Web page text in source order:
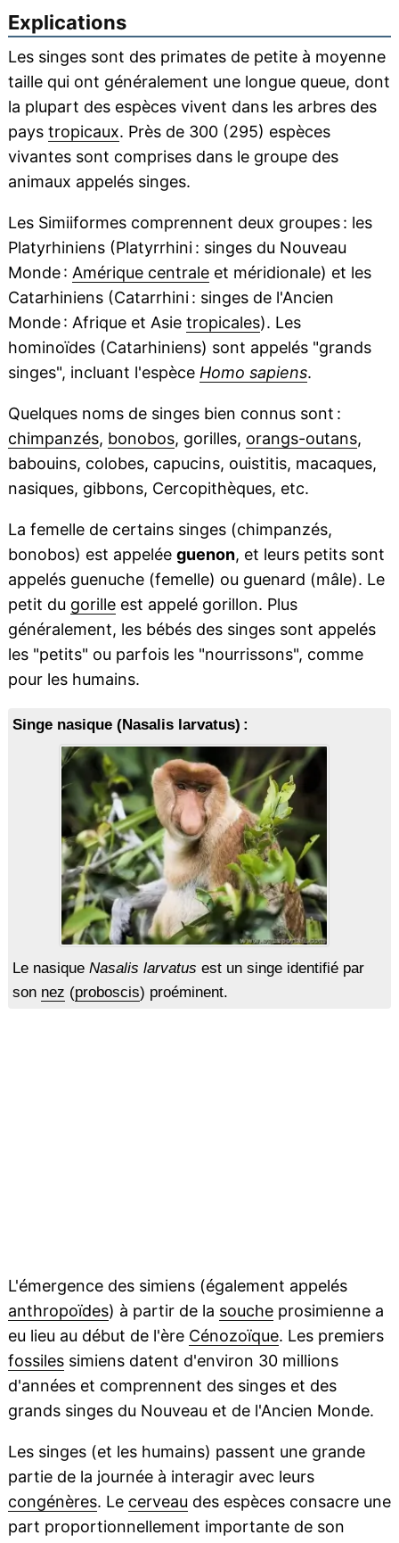
Explications
Les singes sont des primates de petite à moyenne
taille qui ont généralement une longue queue, dont
la plupart des espèces vivent dans les arbres des
pays tropicaux. Près de 300 (295) espèces
vivantes sont comprises dans le groupe des
animaux appelés singes.
Les Simiiformes comprennent deux groupes : les
Platyrhiniens (Platyrrhini : singes du Nouveau
Monde : Amérique centraleet méridionale) et les
Catarhiniens (Catarrhini : singes de l'Ancien
Monde : Afrique et Asie tropicales). Les
hominoïdes (Catarhiniens) sont appelés "grands
singes", incluant l'espèce Homo sapiens.
Quelques noms de singes bien connus sont :
chimpanzés, bonobos, gorilles, orangs-outans,
babouins, colobes, capucins, ouistitis, macaques,
nasiques, gibbons, Cercopithèques, etc.
La femelle de certains singes (chimpanzés,
bonobos) est appelée guenon, et leurs petits sont
appelés guenuche (femelle) ou guenard (mâle). Le
petit du gorilleest appelé gorillon. Plus
généralement, les bébés des singes sont appelés
les "petits" ou parfois les "nourrissons", comme
pour les humains.
Singe nasique (Nasalis larvatus) :
Le nasique Nasalis larvatus est un singe identifié par
son nez (proboscis) proéminent.
L'émergence des simiens (également appelés
anthropoïdes) à partir de la soucheprosimienne a
eu lieu au début de l'ère Cénozoïque. Les premiers
fossilessimiens datent d'environ 30 millions
d'années et comprennent des singes et des
grands singes du Nouveau et de l'Ancien Monde.
Les singes (et les humains) passent une grande
partie de la journée à interagir avec leurs
congénères. Le cerveau des espèces consacre une
part proportionnellement importante de son